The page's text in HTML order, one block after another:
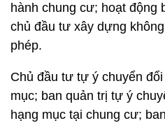
hành chung cư; hoạt động
chủ đầu tư xây dựng
phép.
Chủ đầu tư tự ý chuyển
mục; ban quản trị tự ý
hạng mục tại chung cư;